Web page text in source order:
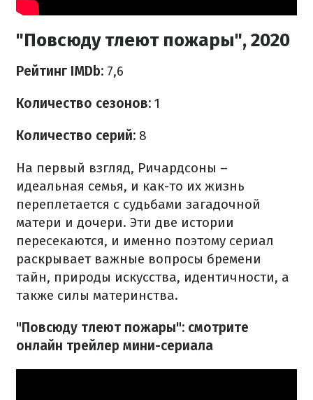
"Повсюду тлеют пожары", 2020
Рейтинг IMDb: 7,6
Количество сезонов: 1
Количество серий: 8
На первый взгляд, Ричардсоны –
идеальная семья, и как-то их жизнь
переплетается с судьбами загадочной
матери и дочери. Эти две истории
пересекаются, и именно поэтому сериал
раскрывает важные вопросы бремени
тайн, природы искусства, идентичности, а
также силы материнства.
"Повсюду тлеют пожары": смотрите
онлайн трейлер мини-сериала